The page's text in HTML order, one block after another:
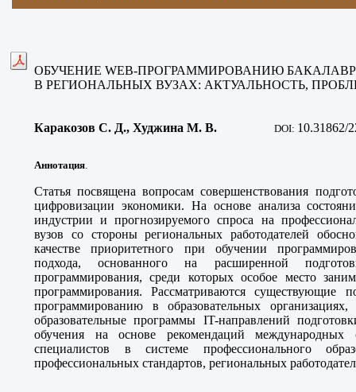
ОБУЧЕНИЕ WEB-ПРОГРАММИРОВАНИЮ
В РЕГИОНАЛЬНЫХ ВУЗАХ: АКТУАЛЬНОСТЬ,
Каракозов С. Д., Худжина М. В. DOI: 10.31862/
Аннотация.
Статья посвящена вопросам совершенствования
цифровизации экономики. На основе анализа
индустрии и прогнозируемого спроса на
вузов со стороны региональных работодателей
качестве приоритетного при обучении
подхода, основанного на расширенной
программирования, среди которых особое место
программирования. Рассматриваются существующие
программированию в образовательных
образовательные программы IT-направлений
обучения на основе рекомендаций международных
специалистов в системе профессионального
профессиональных стандартов, региональных